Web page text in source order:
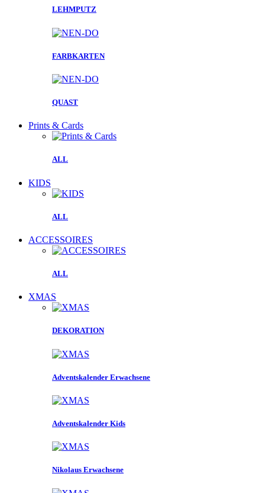
LEHMPUTZ
FARBKARTEN
QUAST
Prints & Cards
ALL
KIDS
ALL
ACCESSOIRES
ALL
XMAS
DEKORATION
Adventskalender Erwachsene
Adventskalender Kids
Nikolaus Erwachsene